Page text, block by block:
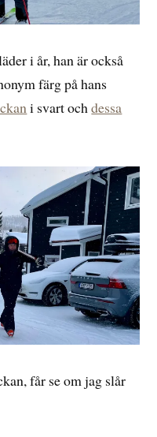
i år, han är också
färg på hans
i svart ochdessa
får se om jag slår